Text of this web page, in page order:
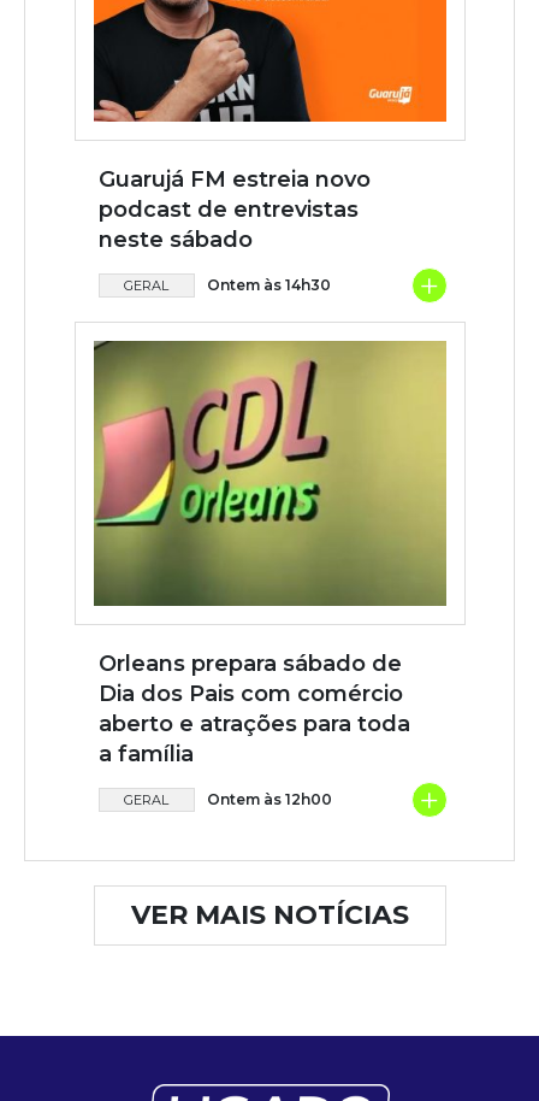
Guarujá FM estreia novo
podcast de entrevistas
neste sábado
GERAL Ontem às 14h30 +
Orleans prepara sábado de
Dia dos Pais com comércio
aberto e atrações para toda
a família
GERAL Ontem às 12h00 +
VER MAIS NOTÍCIAS